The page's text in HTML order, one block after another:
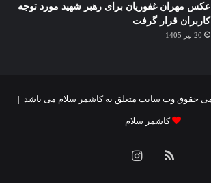
عکس مهران غفوریان برای رهبر شهید مورد توجه
کاربران قرار گرفت
20 تیر 1405
کاشمر سلام
خوراکاینستاگرام